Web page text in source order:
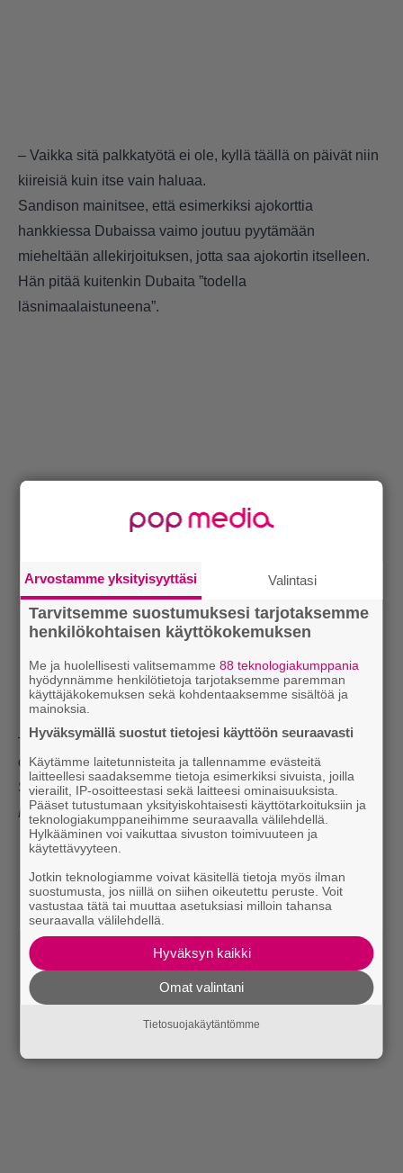
– Vaikka sitä palkkatyötä ei ole, kyllä täällä on päivät niin
kiireisiä kuin itse vain haluaa.
Sandison mainitsee, että esimerkiksi ajokorttia
hankkiessa Dubaissa vaimo joutuu pyytämään
mieheltään allekirjoituksen, jotta saa ajokortin itselleen.
Hän pitää kuitenkin Dubaita ”todella
läsnimaalaistuneena”.
– Ei meidän tarvitse täällä kaavuissa kulkea. Arjessa ei
ole mitään eroa, että asuisiko Euroopassa vai Dubaissa.
Samanlaista arkea kuin länsimaissakin, hän tiivistää.
Kuuntele Iskelmän iltapäivää joka arkipäivä klo 14-18.
Arvostamme yksityisyyttäsi Valintasi
Tarvitsemme suostumuksesi tarjotaksemme
henkilökohtaisen käyttökokemuksen
Me ja huolellisesti valitsemamme88 teknologiakumppania
hyödynnämme henkilötietoja tarjotaksemme paremman
käyttäjäkokemuksen sekä kohdentaaksemme sisältöä ja
mainoksia.
Hyväksymällä suostut tietojesi käyttöön seuraavasti
Käytämme laitetunnisteita ja tallennamme evästeitä
laitteellesi saadaksemme tietoja esimerkiksi sivuista, joilla
vierailit, IP-osoitteestasi sekä laitteesi ominaisuuksista.
Pääset tutustumaan yksityiskohtaisesti käyttötarkoituksiin ja
teknologiakumppaneihimme seuraavalla välilehdellä.
Hylkääminen voi vaikuttaa sivuston toimivuuteen ja
käytettävyyteen.
Jotkin teknologiamme voivat käsitellä tietoja myös ilman
suostumusta, jos niillä on siihen oikeutettu peruste. Voit
vastustaa tätä tai muuttaa asetuksiasi milloin tahansa
seuraavalla välilehdellä.
Hyväksyn kaikki
Omat valintani
Tietosuojakäytäntömme